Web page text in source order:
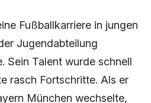
Fußballkarriere in jungen
Jugendabteilung
Sein Talent wurde schnell
rasch Fortschritte. Als er
München wechselte,